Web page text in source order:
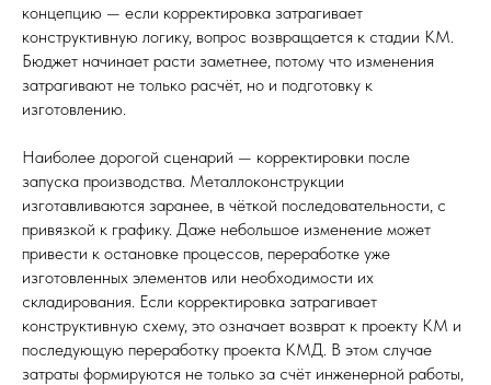
концепцию — если корректировка затрагивает
конструктивную логику, вопрос возвращается к стадии КМ.
Бюджет начинает расти заметнее, потому что изменения
затрагивают не только расчёт, но и подготовку к
изготовлению.
Наиболее дорогой сценарий — корректировки после
запуска производства. Металлоконструкции
изготавливаются заранее, в чёткой последовательности, с
привязкой к графику. Даже небольшое изменение может
привести к остановке процессов, переработке уже
изготовленных элементов или необходимости их
складирования. Если корректировка затрагивает
конструктивную схему, это означает возврат к проекту КМ и
последующую переработку проекта КМД. В этом случае
затраты формируются не только за счёт инженерной работы,